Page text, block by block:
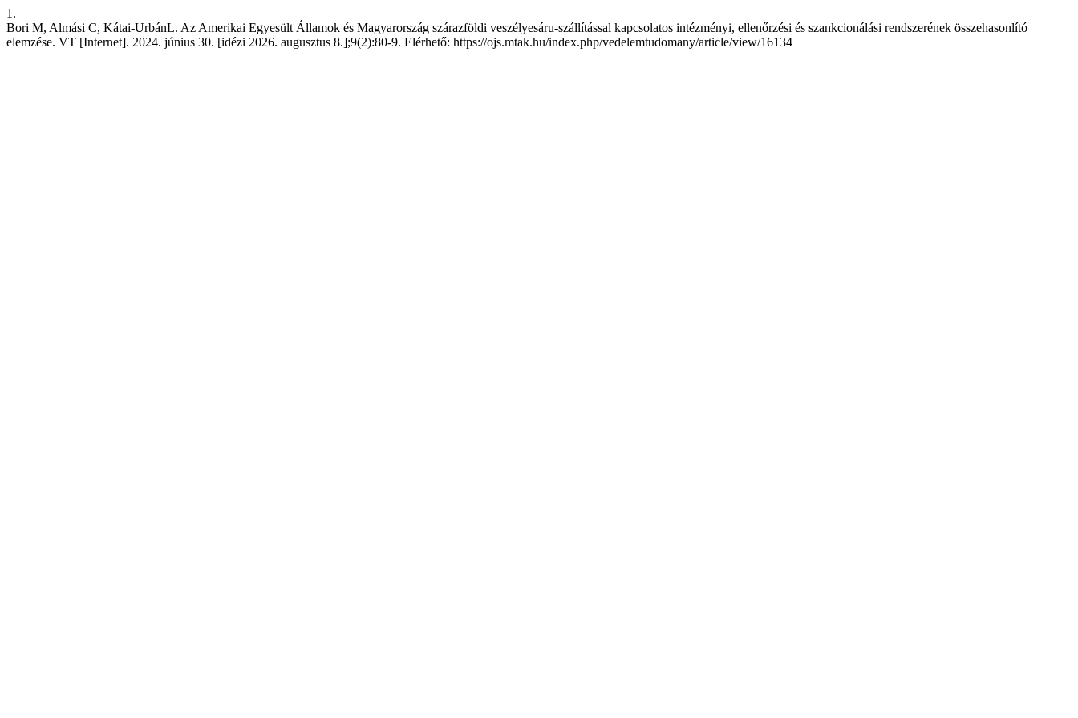
1.
Bori M, Almási C, Kátai-UrbánL. Az Amerikai Egyesült Államok és Magyarország szárazföldi veszélyesáru-szállítással kapcsolatos intézményi, ellenőrzési és szankcionálási rendszerének összehasonlító
elemzése. VT [Internet]. 2024. június 30. [idézi 2026. augusztus 8.];9(2):80-9. Elérhető: https://ojs.mtak.hu/index.php/vedelemtudomany/article/view/16134